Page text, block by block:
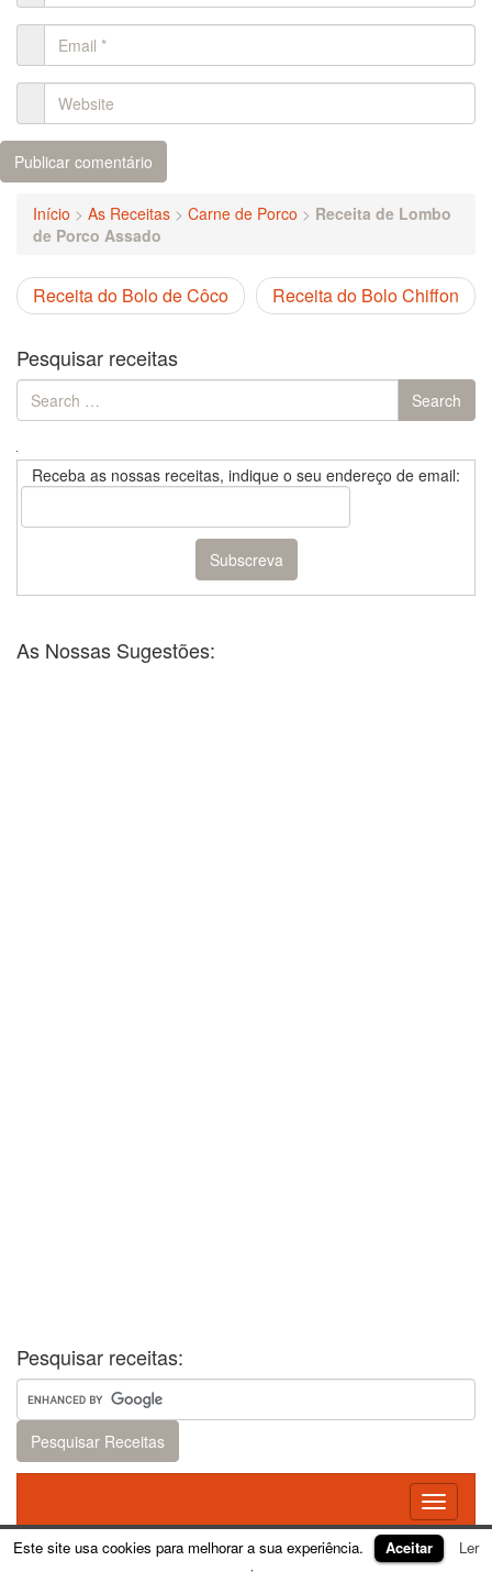
Início > As Receitas > Carne de Porco > Receita de Lombo
de Porco Assado
Receita do Bolo Chiffon
Receita do Bolo de Côco
Pesquisar receitas
Search
for:
Search
Receba as nossas receitas, indique o seu endereço de email:
As Nossas Sugestões:
Pesquisar receitas:
Toggle
Este site usa cookies para melhorar a sua experiência. Aceitar
Ler